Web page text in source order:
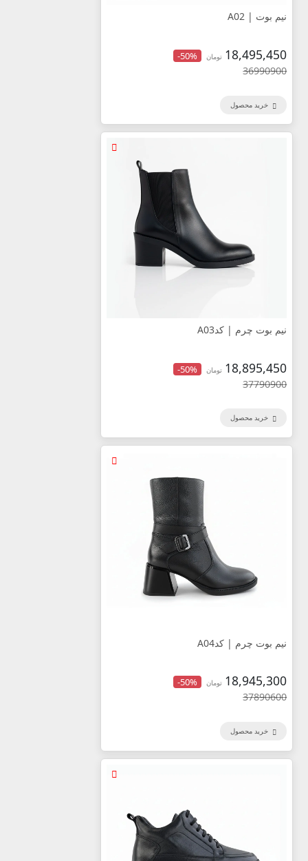
نیم بوت | A02
18,495,450 تومان -50%
36990900
خرید محصول
نیم بوت چرم |‌ کدA03
18,895,450 تومان -50%
37790900
خرید محصول
نیم بوت چرم |‌ کدA04
18,945,300 تومان -50%
37890600
خرید محصول